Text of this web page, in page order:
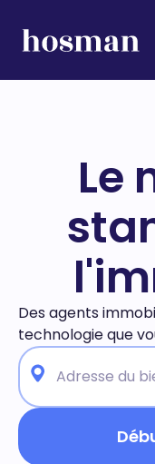
Le
Des agents
technologieque